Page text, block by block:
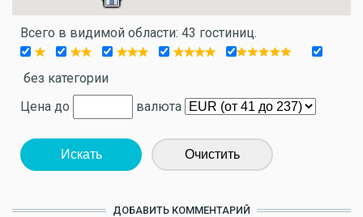
Всего в видимой области: 43 гостиниц.
без категории
Цена до
валюта
Искать Очистить
ДОБАВИТЬ КОММЕНТАРИЙ